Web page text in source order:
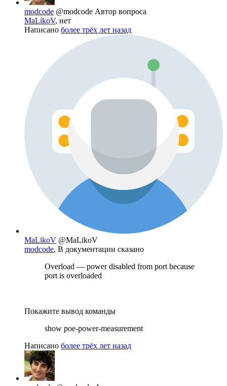
modcode @modcode Автор вопроса
MaLikoV, нет
Написано более трёх лет назад
MaLikoV @MaLikoV
modcode, В документации сказано
Overload — power disabled from port because
port is overloaded
Покажите вывод команды
show poe-power-measurement
Написано более трёх лет назад